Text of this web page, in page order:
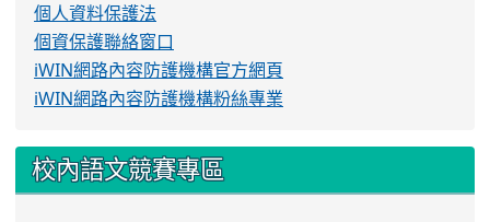
個人資料保護法
個資保護聯絡窗口
iWIN網路內容防護機構官方網頁
iWIN網路內容防護機構粉絲專業
校內語文競賽專區